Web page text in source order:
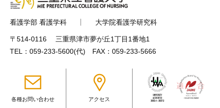
看護学部 看護学科 大学院看護学研究科
〒514-0116 三重県津市夢が丘1丁目1番地1
TEL： 059-233-5600(代) FAX：059-233-5666
各種お問い合わせ アクセス